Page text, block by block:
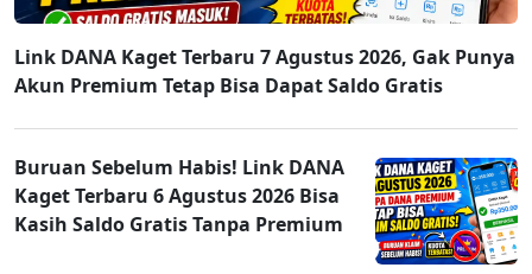
Link DANA Kaget Terbaru 7 Agustus 2026, Gak Punya
Akun Premium Tetap Bisa Dapat Saldo Gratis
Buruan Sebelum Habis! Link DANA
Kaget Terbaru 6 Agustus 2026 Bisa
Kasih Saldo Gratis Tanpa Premium